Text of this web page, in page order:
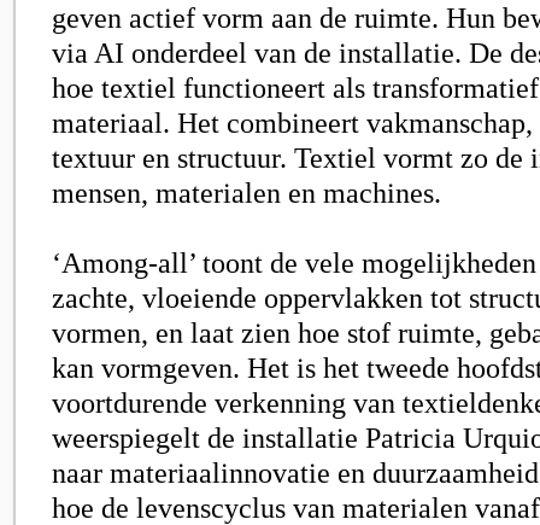
geven actief vorm aan de ruimte. Hun
via AI onderdeel van de installatie. De
hoe textiel functioneert als
materiaal. Het combineert
textuur en structuur. Textiel vormt zo de
mensen, materialen en machines.
‘Among-all’ toont de vele
zachte, vloeiende oppervlakken tot
vormen, en laat zien hoe stof ruimte,
kan vormgeven. Het is het tweede
voortdurende verkenning van
weerspiegelt de installatie Patricia
naar materiaalinnovatie en
hoe de levenscyclus van materialen